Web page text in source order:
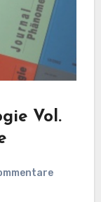
Vol.